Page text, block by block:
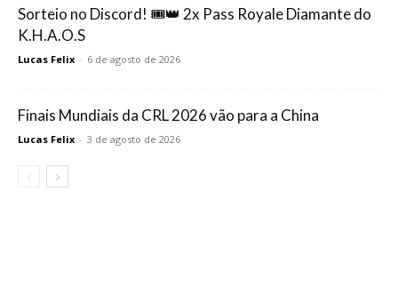
Sorteio no Discord! 🎟️👑 2x Pass Royale Diamante do
K.H.A.O.S
Lucas Felix - 6 de agosto de 2026
Finais Mundiais da CRL 2026 vão para a China
Lucas Felix - 3 de agosto de 2026